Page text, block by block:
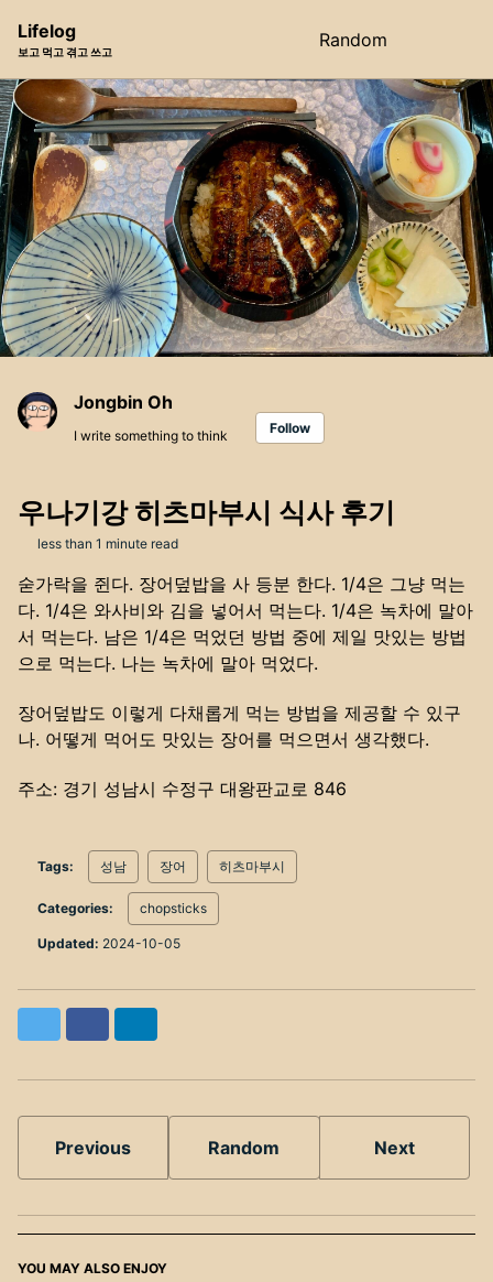
navigation
Lifelog
보고 먹고 겪고 쓰고
Random
Jongbin Oh
I write something to think Follow
우나기강 히츠마부시 식사 후기
less than 1 minute read
숟가락을 쥔다. 장어덮밥을 사 등분 한다. 1/4은 그냥 먹는
다. 1/4은 와사비와 김을 넣어서 먹는다. 1/4은 녹차에 말아
서 먹는다. 남은 1/4은 먹었던 방법 중에 제일 맛있는 방법
으로 먹는다. 나는 녹차에 말아 먹었다.
장어덮밥도 이렇게 다채롭게 먹는 방법을 제공할 수 있구
나. 어떻게 먹어도 맛있는 장어를 먹으면서 생각했다.
주소: 경기 성남시 수정구 대왕판교로 846
Tags: 성남 장어 히츠마부시
Categories: chopsticks
Updated: 2024-10-05
Previous Random Next
YOU MAY ALSO ENJOY